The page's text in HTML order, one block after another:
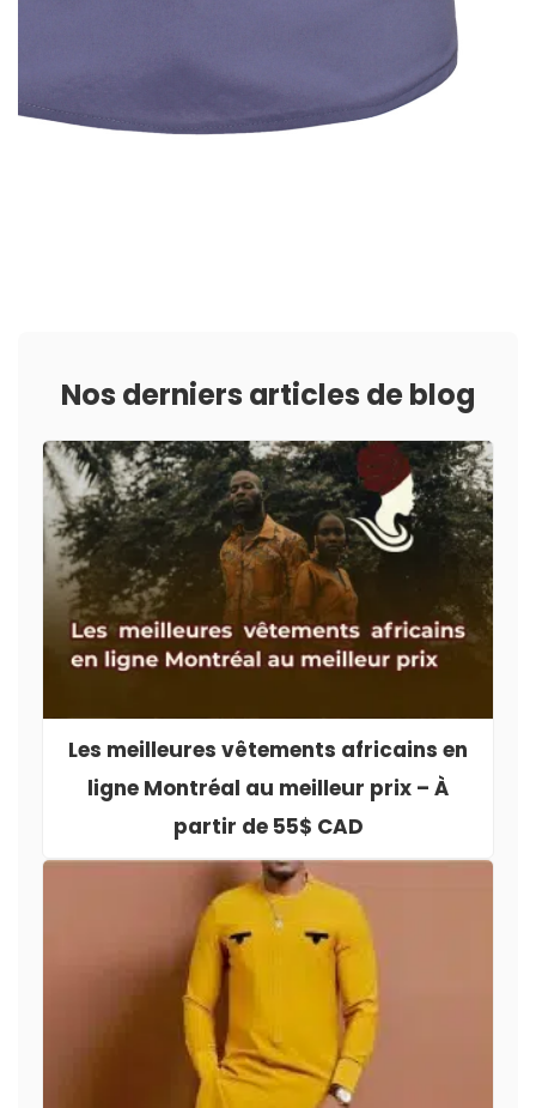
Nos derniers articles de blog
Les meilleures vêtements africains en
ligne Montréal au meilleur prix – À
partir de 55$ CAD